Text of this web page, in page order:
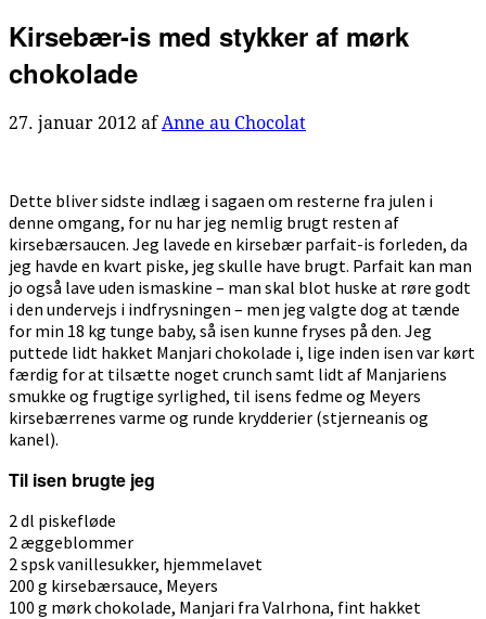
Kirsebær-is med stykker af mørk
chokolade
27. januar 2012 afAnne au Chocolat
Dette bliver sidste indlæg i sagaen om resterne fra julen i
denne omgang, for nu har jeg nemlig brugt resten af
kirsebærsaucen. Jeg lavede en kirsebær parfait-is forleden, da
jeg havde en kvart piske, jeg skulle have brugt. Parfait kan man
jo også lave uden ismaskine – man skal blot huske at røre godt
i den undervejs i indfrysningen – men jeg valgte dog at tænde
for min 18 kg tunge baby, så isen kunne fryses på den. Jeg
puttede lidt hakket Manjari chokolade i, lige inden isen var kørt
færdig for at tilsætte noget crunch samt lidt af Manjariens
smukke og frugtige syrlighed, til isens fedme og Meyers
kirsebærrenes varme og runde krydderier (stjerneanis og
kanel).
Til isen brugte jeg
2 dl piskefløde
2 æggeblommer
2 spsk vanillesukker, hjemmelavet
200 g kirsebærsauce, Meyers
100 g mørk chokolade, Manjari fra Valrhona, fint hakket